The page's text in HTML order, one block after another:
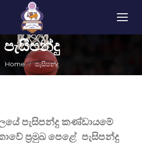
පැසිපන්දු
You are here:
Home පැසිපන්දු
පැසිපන්දු කණ්ඩායමේ
ප්‍රමුඛ පෙළේ පැසිපන්දු